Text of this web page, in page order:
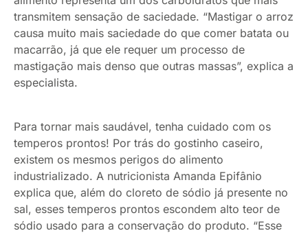
transmitem sensação de saciedade. “Mastigar o arroz
causa muito mais saciedade do que comer batata ou
macarrão, já que ele requer um processo de
mastigação mais denso que outras massas”, explica a
especialista.
Para tornar mais saudável, tenha cuidado com os
temperos prontos! Por trás do gostinho caseiro,
existem os mesmos perigos do alimento
industrializado. A nutricionista Amanda Epifânio
explica que, além do cloreto de sódio já presente no
sal, esses temperos prontos escondem alto teor de
sódio usado para a conservação do produto. “Esse